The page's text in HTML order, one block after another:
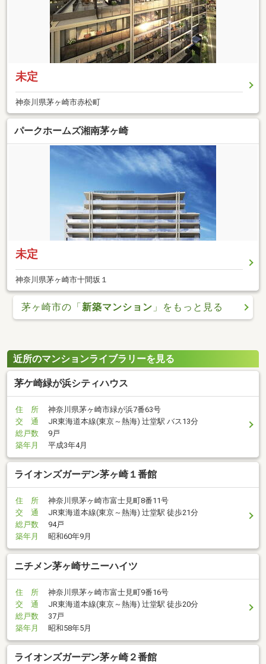
未定
神奈川県茅ヶ崎市赤松町
パークホームズ湘南茅ヶ崎
未定
神奈川県茅ヶ崎市十間坂１
茅ヶ崎市の「新築マンション 」をもっと見る
近所のマンションライブラリーを見る
茅ケ崎緑が浜シティハウス
住 所
神奈川県茅ヶ崎市緑が浜7番63号
交 通
JR東海道本線(東京～熱海) 辻堂駅 バス13分
総戸数
9戸
築年月
平成3年4月
ライオンズガーデン茅ヶ崎１番館
住 所
神奈川県茅ヶ崎市富士見町8番11号
交 通
JR東海道本線(東京～熱海) 辻堂駅 徒歩21分
総戸数
94戸
築年月
昭和60年9月
ニチメン茅ヶ崎サニーハイツ
住 所
神奈川県茅ヶ崎市富士見町9番16号
交 通
JR東海道本線(東京～熱海) 辻堂駅 徒歩20分
総戸数
37戸
築年月
昭和58年5月
ライオンズガーデン茅ヶ崎２番館